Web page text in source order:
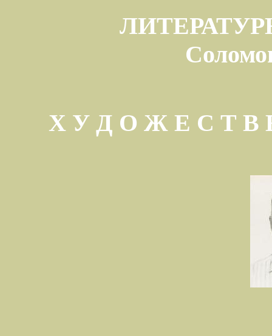
Х У Д О Ж Е С Т